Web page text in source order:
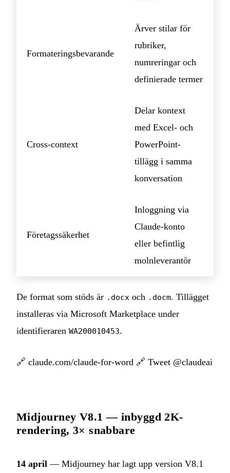
Formateringsbevarande
Ärver stilar för
rubriker,
numreringar och
definierade termer
Cross-context
Delar kontext
med Excel- och
PowerPoint-
tillägg i samma
konversation
Företagssäkerhet
Inloggning via
Claude-konto
eller befintlig
molnleverantör
De format som stöds är .docx och .docm. Tillägget
installeras via Microsoft Marketplace under
identifieraren WA200010453.
🔗 claude.com/claude-for-word 🔗 Tweet @claudeai
Midjourney V8.1 — inbyggd 2K-
rendering, 3× snabbare
14 april — Midjourney har lagt upp version V8.1